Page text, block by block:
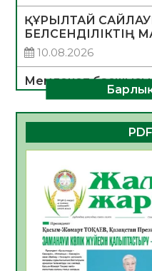
ҚҰРЫЛТАЙ
БЕЛСЕНДІЛІКТІҢ
10.08.2026
Мемлекет
Тоқаевтың Абай
10.08.2026
«Жастар және заң
10.08.2026
Өңірде «Кең дала-
80 шаруашылық
09.08.2026
Жер ресурстары